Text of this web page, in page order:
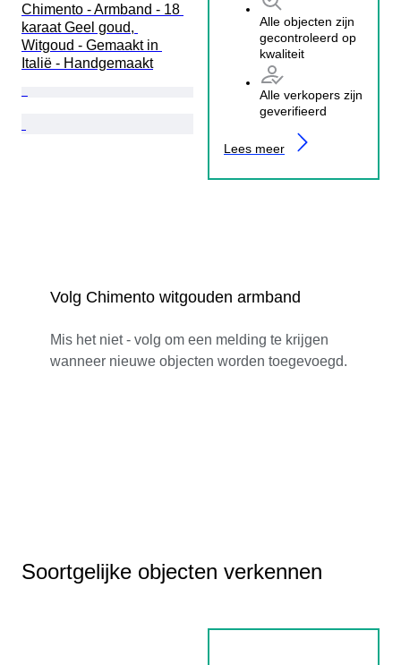
Chimento - Armband - 18
karaat Geel goud,
Witgoud - Gemaakt in
Italië - Handgemaakt
Alle objecten zijn
gecontroleerd op
kwaliteit
Alle verkopers zijn
geverifieerd
Lees meer
Volg Chimento witgouden armband
Mis het niet - volg om een melding te krijgen
wanneer nieuwe objecten worden toegevoegd.
Soortgelijke objecten verkennen